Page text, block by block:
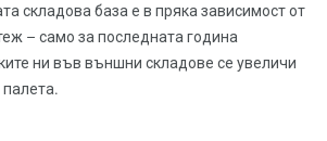
складова база е в пряка зависимост от
– само за последната година
ни във външни складове се увеличи